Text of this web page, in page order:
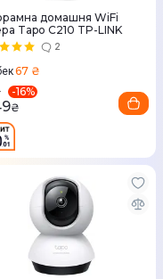
домашня WiFi
Tapo C210 TP-LINK
2
67 ₴
-16%
₴